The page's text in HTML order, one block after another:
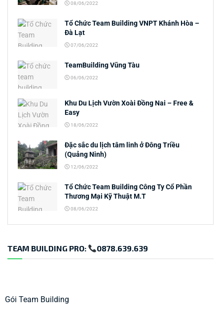
08/06/2022
Tổ Chức Team Building VNPT Khánh Hòa –
Đà Lạt
07/06/2022
TeamBuilding Vũng Tàu
06/06/2022
Khu Du Lịch Vườn Xoài Đồng Nai – Free &
Easy
18/06/2022
Đặc sắc du lịch tâm linh ở Đông Triều
(Quảng Ninh)
12/06/2022
Tổ Chức Team Building Công Ty Cổ Phần
Thương Mại Kỹ Thuật M.T
08/06/2022
TEAM BUILDING PRO: 0878.639.639
Gói Team Building